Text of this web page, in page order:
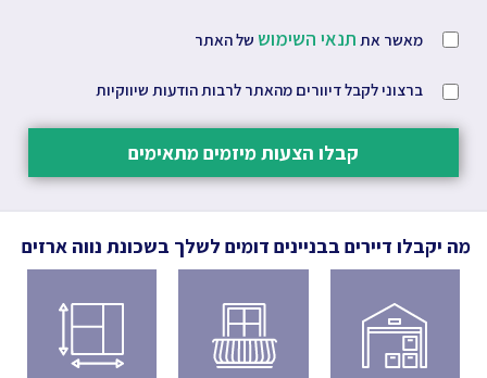
מאשר את תנאי השימוש של האתר
ברצוני לקבל דיוורים מהאתר לרבות הודעות שיווקיות
קבלו הצעות מיזמים מתאימים
מה יקבלו דיירים בבניינים דומים לשלך בשכונת נווה ארזים